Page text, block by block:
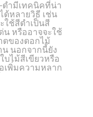
ดำมีเทคนิคที่น่า
ด้หลายวิธี เช่น
ใช้สีดำเป็นสี
น หรืออาจจะใช้
ดของดอกไม้
น นอกจากนี้ยัง
บไม้สีเขียวหรือ
เพิ่มความหลาก